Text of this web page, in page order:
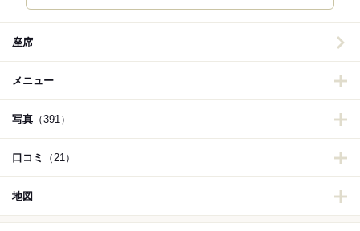
座席
メニュー
写真 （391）
口コミ （21）
地図